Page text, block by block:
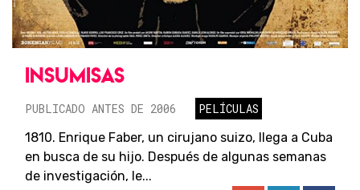
INSUMISAS
PUBLICADO ANTES DE 2006
PELÍCULAS
1810. Enrique Faber, un cirujano suizo, llega a Cuba
en busca de su hijo. Después de algunas semanas
de investigación, le...